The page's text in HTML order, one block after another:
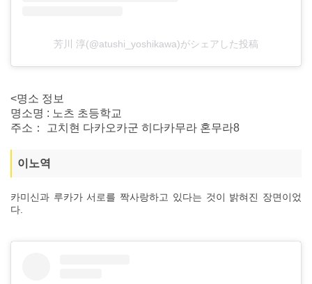
芳川 淳(@atushi_yoshikawa)がシェアした投稿
<명소 정보
명소명 : 노츠 초등학교
주소： 고치현 다카오카군 히다카무라 혼무라8
이노역
카미신과 루카가 서로를 짝사랑하고 있다는 것이 밝혀진 장면이었
다.